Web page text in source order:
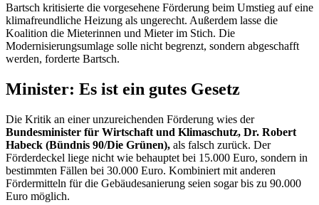
Bartsch kritisierte die vorgesehene Förderung beim Umstieg auf eine
klimafreundliche Heizung als ungerecht. Außerdem lasse die
Koalition die Mieterinnen und Mieter im Stich. Die
Modernisierungsumlage solle nicht begrenzt, sondern abgeschafft
werden, forderte Bartsch.
Minister: Es ist ein gutes Gesetz
Die Kritik an einer unzureichenden Förderung wies der
Bundesminister für Wirtschaft und Klimaschutz, Dr. Robert
Habeck (Bündnis 90/Die Grünen), als falsch zurück. Der
Förderdeckel liege nicht wie behauptet bei 15.000 Euro, sondern in
bestimmten Fällen bei 30.000 Euro. Kombiniert mit anderen
Fördermitteln für die Gebäudesanierung seien sogar bis zu 90.000
Euro möglich.